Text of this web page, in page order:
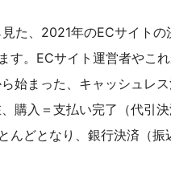
た、2021年のECサイト
す。ECサイト運営者やこ
始まった、キャッシュレ
購入＝支払い完了（代引
んどとなり、銀行決済（